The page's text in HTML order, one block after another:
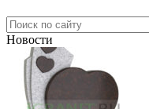
Новости